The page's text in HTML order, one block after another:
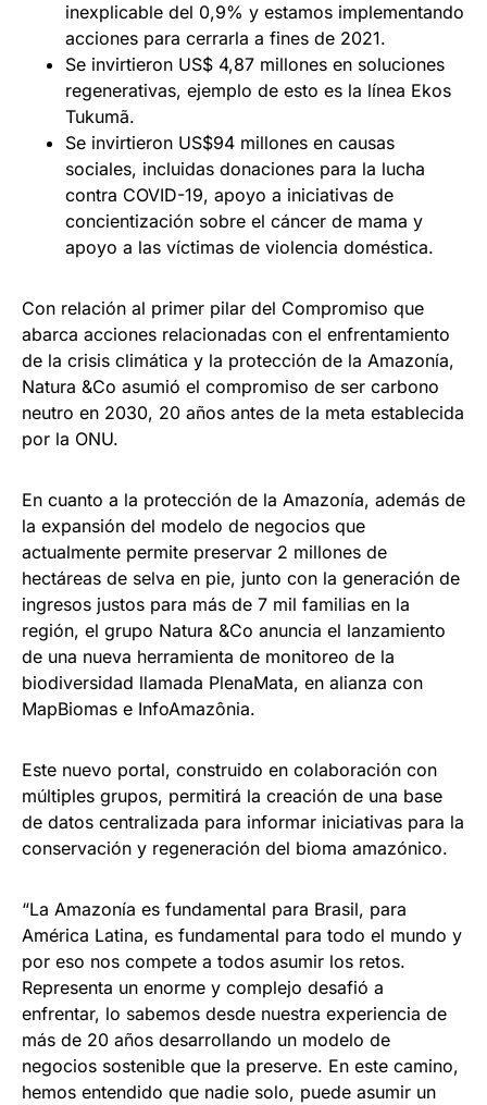
inexplicable del 0,9% y estamos implementando
acciones para cerrarla a fines de 2021.
Se invirtieron US$ 4,87 millones en soluciones
regenerativas, ejemplo de esto es la línea Ekos
Tukumã.
Se invirtieron US$94 millones en causas
sociales, incluidas donaciones para la lucha
contra COVID-19, apoyo a iniciativas de
concientización sobre el cáncer de mama y
apoyo a las víctimas de violencia doméstica.
Con relación al primer pilar del Compromiso que
abarca acciones relacionadas con el enfrentamiento
de la crisis climática y la protección de la Amazonía,
Natura &Co asumió el compromiso de ser carbono
neutro en 2030, 20 años antes de la meta establecida
por la ONU.
En cuanto a la protección de la Amazonía, además de
la expansión del modelo de negocios que
actualmente permite preservar 2 millones de
hectáreas de selva en pie, junto con la generación de
ingresos justos para más de 7 mil familias en la
región, el grupo Natura &Co anuncia el lanzamiento
de una nueva herramienta de monitoreo de la
biodiversidad llamada PlenaMata, en alianza con
MapBiomas e InfoAmazônia.
Este nuevo portal, construido en colaboración con
múltiples grupos, permitirá la creación de una base
de datos centralizada para informar iniciativas para la
conservación y regeneración del bioma amazónico.
“La Amazonía es fundamental para Brasil, para
América Latina, es fundamental para todo el mundo y
por eso nos compete a todos asumir los retos.
Representa un enorme y complejo desafió a
enfrentar, lo sabemos desde nuestra experiencia de
más de 20 años desarrollando un modelo de
negocios sostenible que la preserve. En este camino,
hemos entendido que nadie solo, puede asumir un